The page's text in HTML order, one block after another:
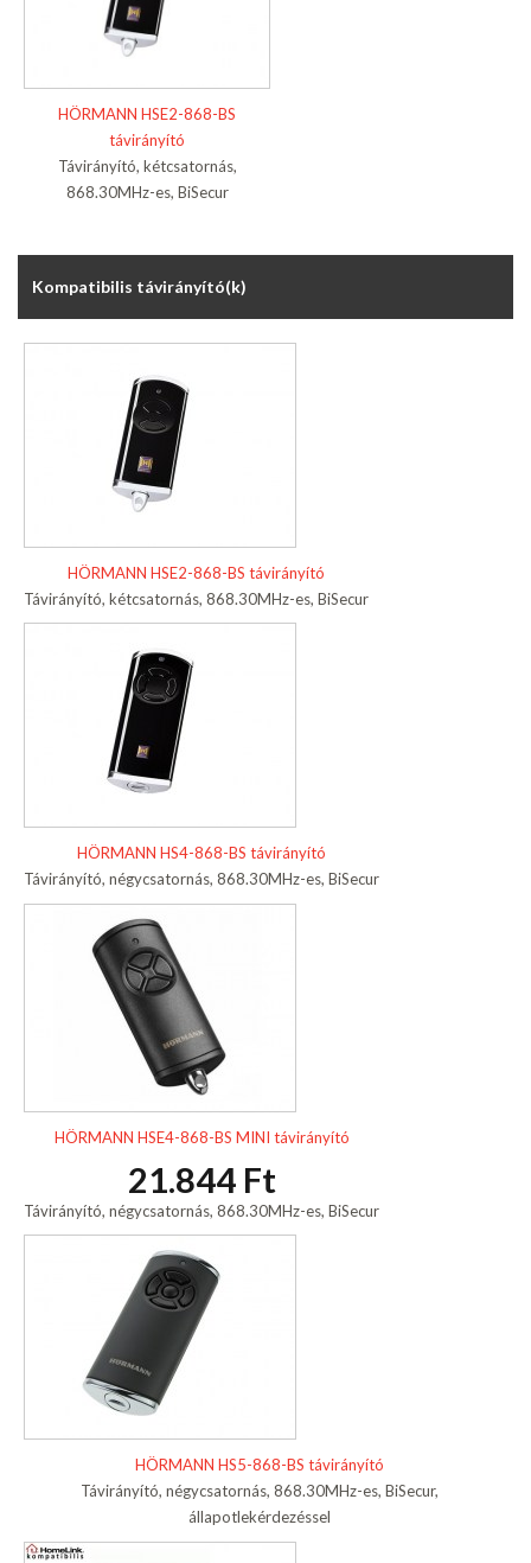
HÖRMANN HSE2-868-BS
távirányító
Távirányító, kétcsatornás,
868.30MHz-es, BiSecur
Kompatibilis távirányító(k)
HÖRMANN HSE2-868-BS távirányító
Távirányító, kétcsatornás, 868.30MHz-es, BiSecur
HÖRMANN HS4-868-BS távirányító
Távirányító, négycsatornás, 868.30MHz-es, BiSecur
HÖRMANN HSE4-868-BS MINI távirányító
21.844 Ft
Távirányító, négycsatornás, 868.30MHz-es, BiSecur
HÖRMANN HS5-868-BS távirányító
Távirányító, négycsatornás, 868.30MHz-es, BiSecur,
állapotlekérdezéssel